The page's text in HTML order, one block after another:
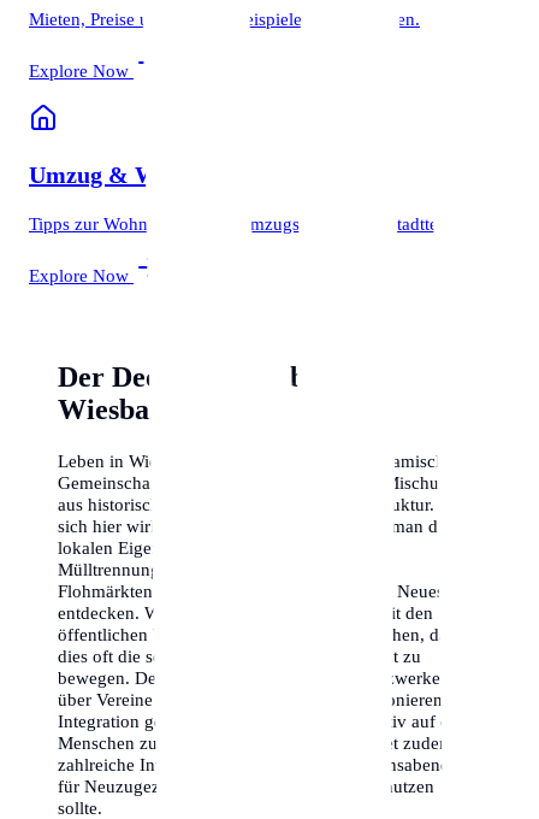
Mieten, Preise und Budget-Beispiele für Wiesbaden.
Explore Now
Umzug & Wohnen
Tipps zur Wohnungssuche, Umzugsfirmen und Stadtteile.
Explore Now
Der Deep-Dive: Leben in
Wiesbaden
Leben in Wiesbaden bedeutet, Teil einer dynamischen
Gemeinschaft zu sein. Die Stadt bietet eine Mischung
aus historischem Flair und moderner Infrastruktur. Um
sich hier wirklich zu Hause zu fühlen, muss man die
lokalen Eigenheiten verstehen. Vom
Mülltrennungssystem bis hin zu den besten
Flohmärkten der Stadt – es gibt immer etwas Neues zu
entdecken. Wir empfehlen, sich frühzeitig mit den
öffentlichen Verkehrsmitteln vertraut zu machen, da
dies oft die schnellste Art ist, sich in der Stadt zu
bewegen. Denke auch daran, dass viele Netzwerke hier
über Vereine und lokale Stammtische funktionieren; die
Integration gelingt am besten, wenn man aktiv auf die
Menschen zugeht. Die Stadtverwaltung bietet zudem
zahlreiche Integrationskurse und Informationsabende
für Neuzugezogene an, die man unbedingt nutzen
sollte.